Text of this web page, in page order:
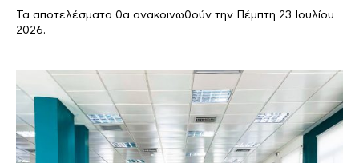
Τα αποτελέσματα θα ανακοινωθούν την Πέμπτη 23 Ιουλίου
2026.